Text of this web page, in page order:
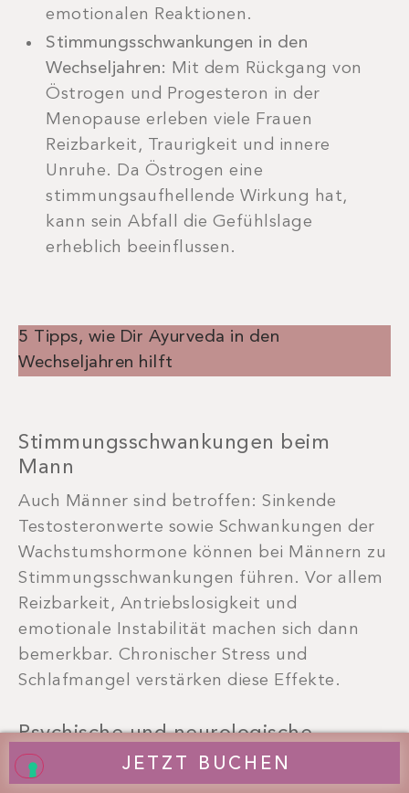
JETZT BUCHEN
emotionalen Reaktionen.
Stimmungsschwankungen in den
Wechseljahren: Mit dem Rückgang von
Östrogen und Progesteron in der
Menopause erleben viele Frauen
Reizbarkeit, Traurigkeit und innere
Unruhe. Da Östrogen eine
stimmungsaufhellende Wirkung hat,
kann sein Abfall die Gefühlslage
erheblich beeinflussen.
5 Tipps, wie Dir Ayurveda in den
Wechseljahren hilft
Stimmungsschwankungen beim
Mann
Auch Männer sind betroffen: Sinkende
Testosteronwerte sowie Schwankungen der
Wachstumshormone können bei Männern zu
Stimmungsschwankungen führen. Vor allem
Reizbarkeit, Antriebslosigkeit und
emotionale Instabilität machen sich dann
bemerkbar. Chronischer Stress und
Schlafmangel verstärken diese Effekte.
Psychische und neurologische
Ursachen